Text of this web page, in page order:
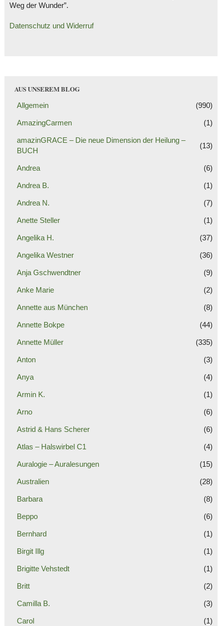
Weg der Wunder”.
Datenschutz und Widerruf
AUS UNSEREM BLOG
Allgemein (990)
AmazingCarmen (1)
amazinGRACE – Die neue Dimension der Heilung –
BUCH
(13)
Andrea (6)
Andrea B. (1)
Andrea N. (7)
Anette Steller (1)
Angelika H. (37)
Angelika Westner (36)
Anja Gschwendtner (9)
Anke Marie (2)
Annette aus München (8)
Annette Bokpe (44)
Annette Müller (335)
Anton (3)
Anya (4)
Armin K. (1)
Arno (6)
Astrid & Hans Scherer (6)
Atlas – Halswirbel C1 (4)
Auralogie – Auralesungen (15)
Australien (28)
Barbara (8)
Beppo (6)
Bernhard (1)
Birgit Illg (1)
Brigitte Vehstedt (1)
Britt (2)
Camilla B. (3)
Carol (1)